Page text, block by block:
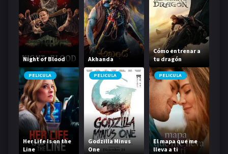
Night of Blood Akhanda
Cómo entrenar a
tu dragón
PELICULA
Her Life Is on the
Line
PELICULA
Godzilla Minus
One
PELICULA
El mapa que me
lleva a ti